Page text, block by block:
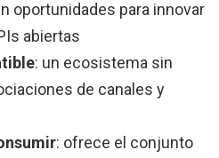
oportunidades para innovar
abiertas
: un ecosistema sin
de canales y
: ofrece el conjunto